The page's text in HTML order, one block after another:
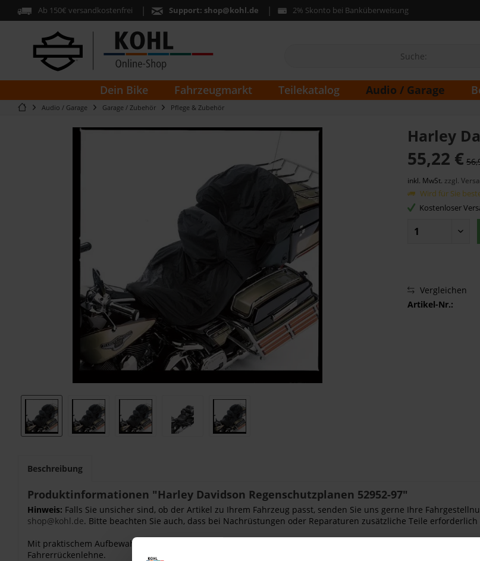
Ab 150€ versandkostenfrei Support: shop@kohl.de 2% Skonto bei Banküberweisung
Dein Bike Fahrzeugmarkt Teilekatalog Audio / Garage
Audio / Garage Garage / Zubehör Pflege & Zubehör
Harley
55,22 €
inkl. MwSt. zzgl.
Wird für Sie
Kostenloser
Vergleichen
Artikel-Nr.:
Beschreibung
Produktinformationen "Harley Davidson Regenschutzplanen 52952-97"
Hinweis: Falls Sie unsicher sind, ob der Artikel zu Ihrem Fahrzeug passt, senden Sie uns gerne Ihre
shop@kohl.de. Bitte beachten Sie auch, dass bei Nachrüstungen oder Reparaturen zusätzliche Teile
Mit praktischem Aufbewahrungsbeutel. Die Nylon-Abdeckung aus schwarzem, wasserfestem Cordura® schützt
Fahrerrückenlehne.